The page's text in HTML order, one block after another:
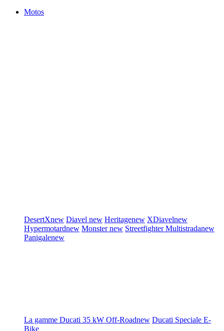
Motos
DesertXnew Diavel new Heritagenew XDiavelnew
Hypermotardnew Monsternew StreetfighterMultistradanew
Panigalenew
La gamme Ducati 35 kW Off-Roadnew Ducati Speciale E-
Bike